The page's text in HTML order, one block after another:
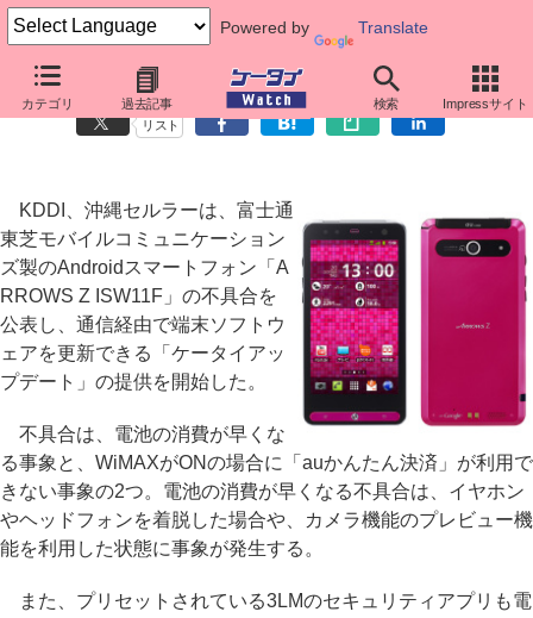
Powered by Translate
カテゴリ 過去記事 検索 Impressサイト
「ARROWS Z ISW11F」に電池消耗の不具合、ソフト更新開始
リスト
KDDI、沖縄セルラーは、富士通
東芝モバイルコミュニケーション
ズ製のAndroidスマートフォン「A
RROWS Z ISW11F」の不具合を
公表し、通信経由で端末ソフトウ
ェアを更新できる「ケータイアッ
プデート」の提供を開始した。
不具合は、電池の消費が早くな
る事象と、WiMAXがONの場合に「auかんたん決済」が利用で
きない事象の2つ。電池の消費が早くなる不具合は、イヤホン
やヘッドフォンを着脱した場合や、カメラ機能のプレビュー機
能を利用した状態に事象が発生する。
また、プリセットされている3LMのセキュリティアプリも電